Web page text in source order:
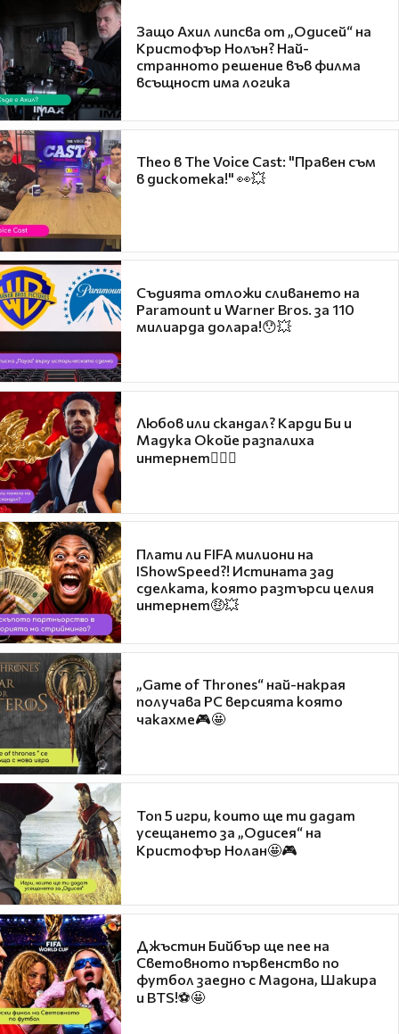
Защо Ахил липсва от „Одисей“ на
Кристофър Нолън? Най-
странното решение във филма
всъщност има логика
Theo в The Voice Cast: "Правен съм
в дискотека!" 👀💥
Съдията отложи сливането на
Paramount и Warner Bros. за 110
милиарда долара!😯💥
Любов или скандал? Карди Би и
Мадука Окойе разпалиха
интернет❤️‍🔥🔥
Плати ли FIFA милиони на
IShowSpeed?! Истината зад
сделката, която разтърси целия
интернет🤑💥
„Game of Thrones“ най-накрая
получава PC версията която
чакахме🎮🤩
Топ 5 игри, които ще ти дадат
усещането за „Одисея“ на
Кристофър Нолан🤩🎮
Джъстин Бийбър ще пее на
Световното първенство по
футбол заедно с Мадона, Шакира
и BTS!⚽🤩